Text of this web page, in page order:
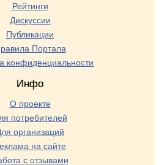
Рейтинги
Дискуссии
Публикации
Портала
конфиденциальности
Инфо
О проекте
потребителей
организаций
на сайте
с отзывами